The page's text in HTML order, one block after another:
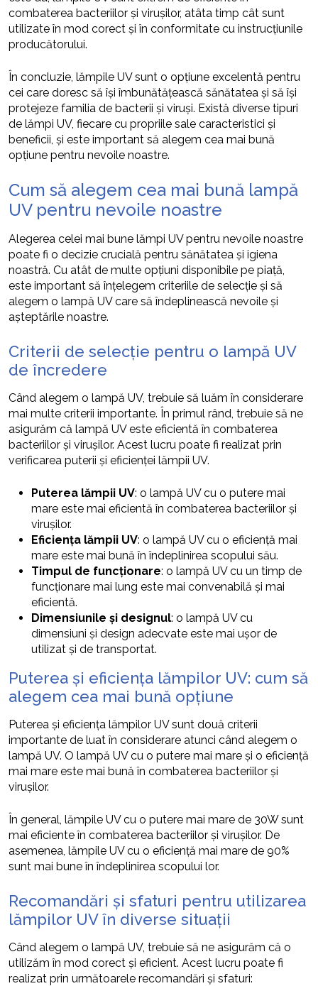
combaterea bacteriilor și virușilor, atâta timp cât sunt
utilizate în mod corect și în conformitate cu instrucțiunile
producătorului.
În concluzie, lămpile UV sunt o opțiune excelentă pentru
cei care doresc să își îmbunătățească sănătatea și să își
protejeze familia de bacterii și viruși. Există diverse tipuri
de lămpi UV, fiecare cu propriile sale caracteristici și
beneficii, și este important să alegem cea mai bună
opțiune pentru nevoile noastre.
Cum să alegem cea mai bună lampă
UV pentru nevoile noastre
Alegerea celei mai bune lămpi UV pentru nevoile noastre
poate fi o decizie crucială pentru sănătatea și igiena
noastră. Cu atât de multe opțiuni disponibile pe piață,
este important să înțelegem criteriile de selecție și să
alegem o lampă UV care să îndeplinească nevoile și
așteptările noastre.
Criterii de selecție pentru o lampă UV
de încredere
Când alegem o lampă UV, trebuie să luăm în considerare
mai multe criterii importante. În primul rând, trebuie să ne
asigurăm că lampă UV este eficientă în combaterea
bacteriilor și virușilor. Acest lucru poate fi realizat prin
verificarea puterii și eficienței lămpii UV.
Puterea lămpii UV: o lampă UV cu o putere mai
mare este mai eficientă în combaterea bacteriilor și
virușilor.
Eficiența lămpii UV: o lampă UV cu o eficiență mai
mare este mai bună în îndeplinirea scopului său.
Timpul de funcționare: o lampă UV cu un timp de
funcționare mai lung este mai convenabilă și mai
eficientă.
Dimensiunile și designul: o lampă UV cu
dimensiuni și design adecvate este mai ușor de
utilizat și de transportat.
Puterea și eficiența lămpilor UV: cum să
alegem cea mai bună opțiune
Puterea și eficiența lămpilor UV sunt două criterii
importante de luat în considerare atunci când alegem o
lampă UV. O lampă UV cu o putere mai mare și o eficiență
mai mare este mai bună în combaterea bacteriilor și
virușilor.
În general, lămpile UV cu o putere mai mare de 30W sunt
mai eficiente în combaterea bacteriilor și virușilor. De
asemenea, lămpile UV cu o eficiență mai mare de 90%
sunt mai bune în îndeplinirea scopului lor.
Recomandări și sfaturi pentru utilizarea
lămpilor UV în diverse situații
Când alegem o lampă UV, trebuie să ne asigurăm că o
utilizăm în mod corect și eficient. Acest lucru poate fi
realizat prin următoarele recomandări și sfaturi: